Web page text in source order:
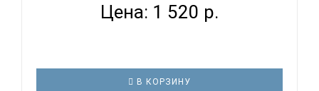
Цена: 1 520 р.
В КОРЗИНУ